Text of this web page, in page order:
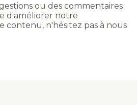
ou des commentaires
d'améliorer notre
contenu, n'hésitez pas à nous